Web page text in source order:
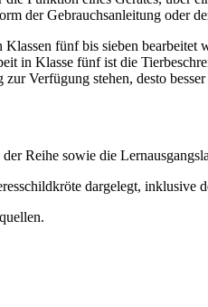
der Gebrauchsanleitung oder
fünf bis sieben
in Klasse fünf ist die
Verfügung stehen, desto
Reihe sowie die
dargelegt, inklusive